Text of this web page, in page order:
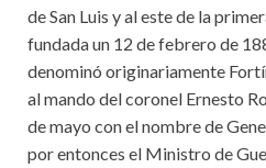
de San Luis y al este de la
fundada un 12 de febrero de
denominó originariamente
al mando del coronel Ernesto
de mayo con el nombre de
por entonces el Ministro de